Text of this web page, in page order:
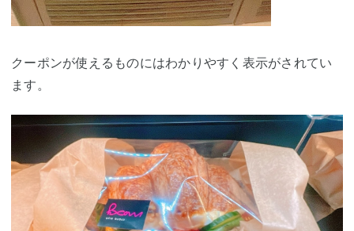
クーポンが使えるものにはわかりやすく表示がされてい
ます。